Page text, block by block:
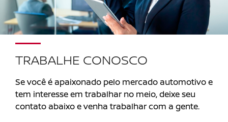
TRABALHE CONOSCO
Se você é apaixonado pelo mercado automotivo e
tem interesse em trabalhar no meio, deixe seu
contato abaixo e venha trabalhar com a gente.